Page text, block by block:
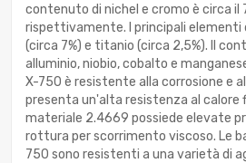
contenuto di nichel e cromo è circa il
rispettivamente. I principali elementi
(circa 7%) e titanio (circa 2,5%). Il
alluminio, niobio, cobalto e
X-750 è resistente alla corrosione e
presenta un'alta resistenza al calore
materiale 2.4669 possiede elevate
rottura per scorrimento viscoso. Le
750 sono resistenti a una varietà di